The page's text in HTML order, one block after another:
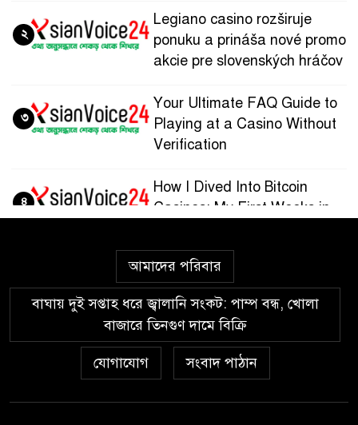
Legiano casino rozširuje
ponuku a prináša nové promo
akcie pre slovenských hráčov
২
Your Ultimate FAQ Guide to
Playing at a Casino Without
Verification
৩
How I Dived Into Bitcoin
Casinos: My First Weeks in
৪
Guía paso a paso para
registrarte y jugar en
Wazamba Casino
৫
Kako sam otkrio Lolajack
Casino – osobno iskustvo od
আমাদের পরিবার
বাঘায় দুই সপ্তাহ ধরে জ্বালানি সংকট: পাম্প বন্ধ, খোলা
বাজারে তিনগুণ দামে বিক্রি
যোগাযোগ সংবাদ পাঠান